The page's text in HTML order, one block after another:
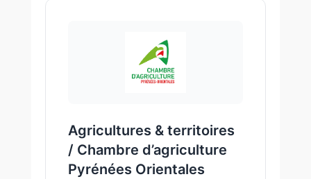
Agricultures & territoires
/ Chambre d’agriculture
Pyrénées Orientales